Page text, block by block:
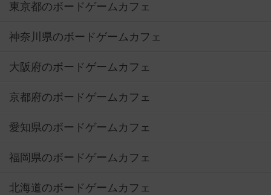
東京都のボードゲームカフェ
神奈川県のボードゲームカフェ
大阪府のボードゲームカフェ
京都府のボードゲームカフェ
愛知県のボードゲームカフェ
福岡県のボードゲームカフェ
北海道のボードゲームカフェ